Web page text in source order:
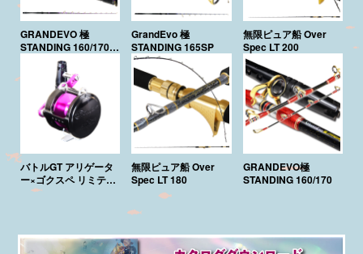
GRANDEVO 極
STANDING 160/170
Purple Edition
GrandEvo 極
STANDING 165SP
無限ピュア船 Over
Spec LT 200
バトルGT アリゲータ
ー×ゴクスペ リミテッ
無限ピュア船 Over
Spec LT 180
GRANDEVO極
STANDING 160/170